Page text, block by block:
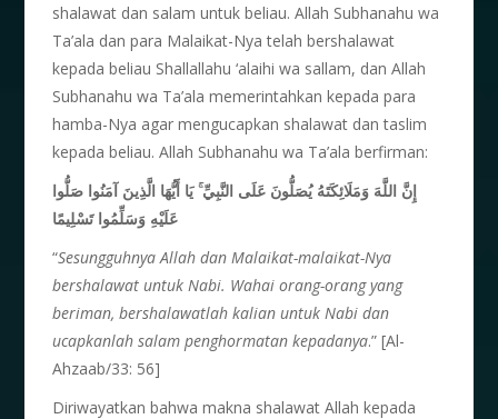
shalawat dan salam untuk beliau. Allah Subhanahu wa
Ta’ala dan para Malaikat-Nya telah bershalawat
kepada beliau Shallallahu ‘alaihi wa sallam, dan Allah
Subhanahu wa Ta’ala memerintahkan kepada para
hamba-Nya agar mengucapkan shalawat dan taslim
kepada beliau. Allah Subhanahu wa Ta’ala berfirman:
إِنَّ اللَّهَ وَمَلَائِكَتَهُ يُصَلُّونَ عَلَى النَّبِيِّ ۚ يَا أَيُّهَا الَّذِينَ آمَنُوا صَلُّوا
عَلَيْهِ وَسَلِّمُوا تَسْلِيمًا
“Sesungguhnya Allah dan Malaikat-malaikat-Nya
bershalawat untuk Nabi. Wahai orang-orang yang
beriman, bershalawatlah kalian untuk Nabi dan
ucapkanlah salam penghormatan kepadanya.” [Al-
Ahzaab/33: 56]
Diriwayatkan bahwa makna shalawat Allah kepada